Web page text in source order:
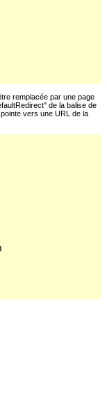
remplacée par une page
de la balise de
vers une URL de la